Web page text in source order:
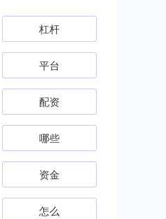
杠杆
平台
配资
哪些
资金
怎么